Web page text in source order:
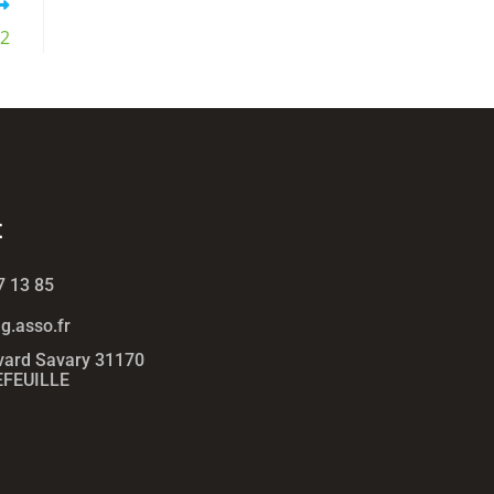
13 85
Savary 31170